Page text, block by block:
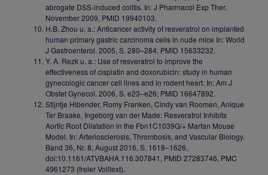
abrogate DSS-induced colitis. In: J Pharmacol Exp Ther.
November 2009, PMID 19940103.
H.B. Zhou u. a.: Anticancer activity of resveratrol on implanted
human primary gastric carcinoma cells in nude mice In: World
J Gastroenterol. 2005, S. 280–284; PMID 15633232.
Y. A. Rezk u. a.: Use of resveratrol to improve the
effectiveness of cisplatin and doxorubicin: study in human
gynecologic cancer cell lines and in rodent heart. In: Am J
Obstet Gynecol. 2006, S. e23–e26; PMID 16647892.
Stijntje Hibender, Romy Franken, Cindy van Roomen, Anique
Ter Braake, Ingeborg van der Made: Resveratrol Inhibits
Aortic Root Dilatation in the Fbn1C1039G/+ Marfan Mouse
Model. In: Arteriosclerosis, Thrombosis, and Vascular Biology.
Band 36, Nr. 8, August 2016, S. 1618–1626,
doi:10.1161/ATVBAHA.116.307841, PMID 27283746, PMC
4961273 (freier Volltext).